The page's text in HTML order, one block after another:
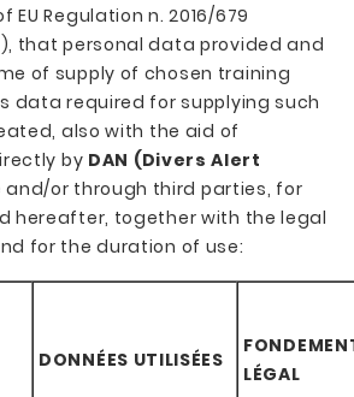
EU Regulation n. 2016/679
that personal data provided and
of supply of chosen training
data required for supplying such
also with the aid of
by DAN (Divers Alert
and/or through third parties, for
hereafter, together with the legal
for the duration of use:
DONNÉES UTILISÉES
LÉGAL